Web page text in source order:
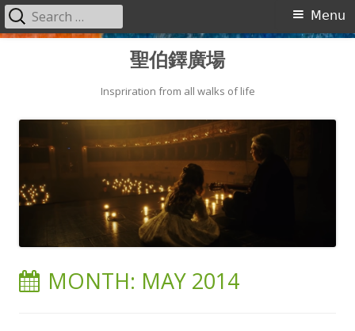
聖伯鐸廣場
Inspriration from all walks of life
Primary
Menu
Search
for:
MONTH: MAY 2014